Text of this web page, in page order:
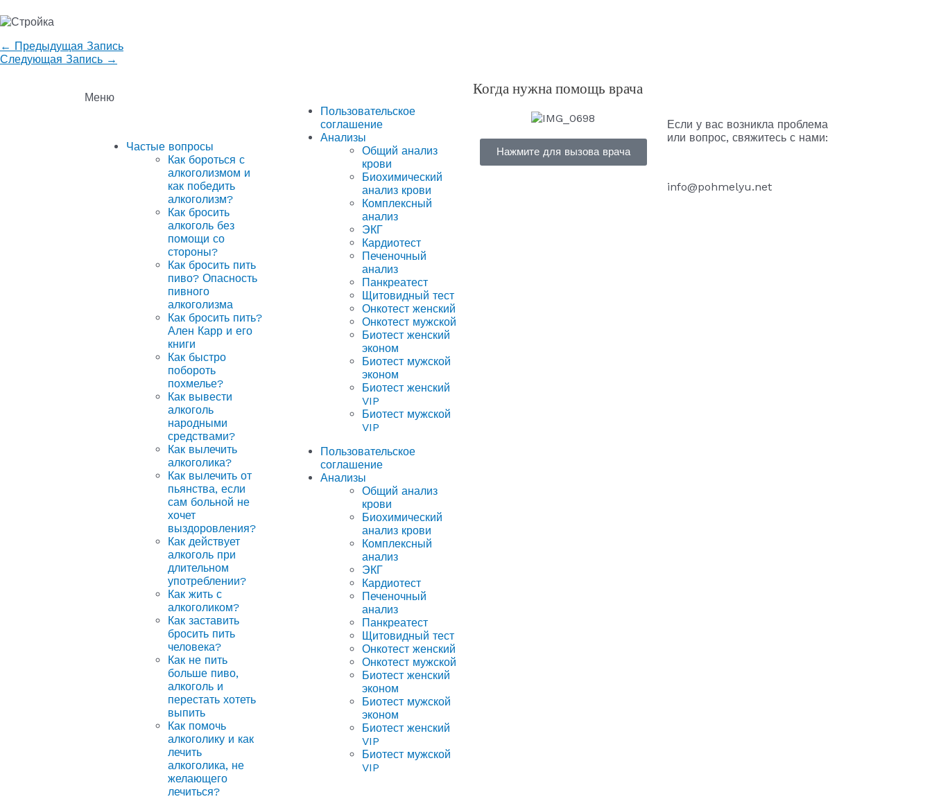
← Предыдущая Запись
Следующая Запись →
Меню
Частые вопросы
Как бороться с
алкоголизмом и
как победить
алкоголизм?
Как бросить
алкоголь без
помощи со
стороны?
Как бросить пить
пиво? Опасность
пивного
алкоголизма
Как бросить пить?
Ален Карр и его
книги
Как быстро
побороть
похмелье?
Как вывести
алкоголь
народными
средствами?
Как вылечить
алкоголика?
Как вылечить от
пьянства, если
сам больной не
хочет
выздоровления?
Как действует
алкоголь при
длительном
употреблении?
Как жить с
алкоголиком?
Как заставить
бросить пить
человека?
Как не пить
больше пиво,
алкоголь и
перестать хотеть
выпить
Как помочь
алкоголику и как
лечить
алкоголика, не
желающего
лечиться?
Пользовательское
соглашение
Анализы
Общий анализ
крови
Биохимический
анализ крови
Комплексный
анализ
ЭКГ
Кардиотест
Печеночный
анализ
Панкреатест
Щитовидный тест
Онкотест женский
Онкотест мужской
Биотест женский
эконом
Биотест мужской
эконом
Биотест женский
VIP
Биотест мужской
VIP
Пользовательское
соглашение
Анализы
Общий анализ
крови
Биохимический
анализ крови
Комплексный
анализ
ЭКГ
Кардиотест
Печеночный
анализ
Панкреатест
Щитовидный тест
Онкотест женский
Онкотест мужской
Биотест женский
эконом
Биотест мужской
эконом
Биотест женский
VIP
Биотест мужской
VIP
Когда нужна помощь врача
Нажмите для вызова врача
Если у вас возникла проблема
или вопрос, свяжитесь с нами:
info@pohmelyu.net